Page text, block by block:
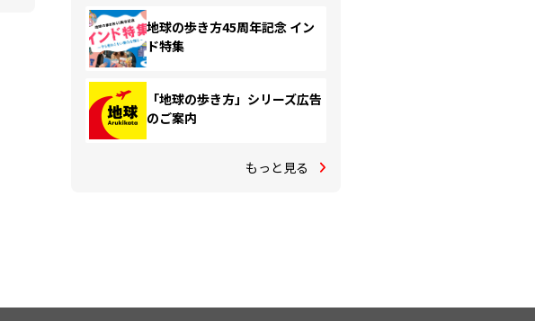
地球の歩き方45周年記念 イン
ド特集
「地球の歩き方」シリーズ広告
のご案内
もっと見る